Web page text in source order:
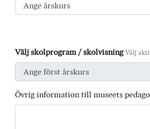
Välj skolprogram / skolvisning Välj
Övrig information till museets